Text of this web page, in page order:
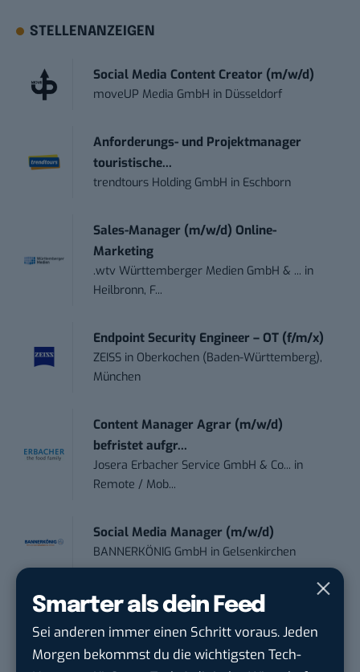
Smarter als dein Feed
Sei anderen immer einen Schritt voraus. Jeden
Morgen bekommst du die wichtigsten Tech-
STELLENANZEIGEN
Social Media Content Creator (m/w/d)
moveUP Media GmbH in Düsseldorf
Anforderungs- und Projektmanager
touristische...
trendtours Holding GmbH in Eschborn
Sales-Manager (m/w/d) Online-
Marketing
.wtv Württemberger Medien GmbH & ... in
Heilbronn, F...
Endpoint Security Engineer – OT (f/m/x)
ZEISS in Oberkochen (Baden-Württemberg),
München
Content Manager Agrar (m/w/d)
befristet aufgr...
Josera Erbacher Service GmbH & Co... in
Remote / Mob...
Social Media Manager (m/w/d)
BANNERKÖNIG GmbH in Gelsenkirchen
Referent (m/w/d) Technik & Netzwerke
Wasserfac...inBonn